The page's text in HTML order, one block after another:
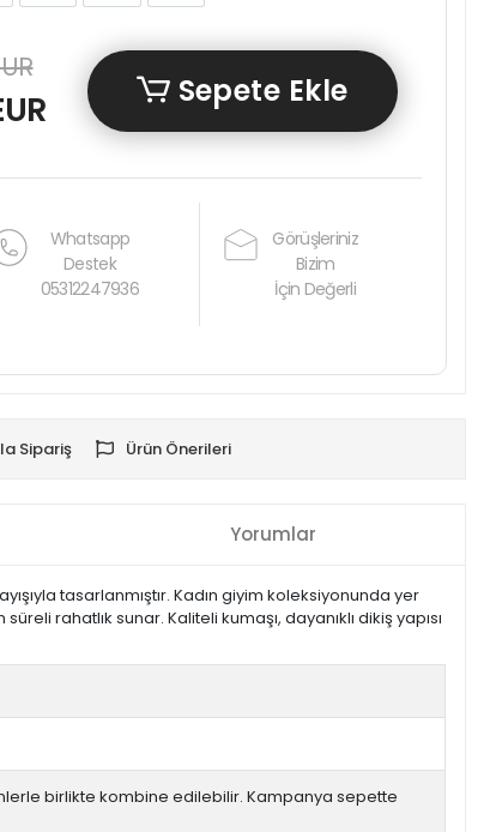
Sepete Ekle
Whatsapp
Destek
05312247936
Görüşleriniz
Bizim
İçin Değerli
Sipariş Ürün Önerileri
Yorumlar
tasarlanmıştır. Kadın giyim koleksiyonunda yer
rahatlık sunar. Kaliteli kumaşı, dayanıklı dikiş yapısı
birlikte kombine edilebilir. Kampanya sepette